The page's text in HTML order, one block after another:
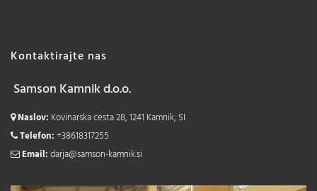
Kontaktirajte nas
Samson Kamnik d.o.o.
Naslov: Kovinarska cesta 28, 1241 Kamnik, SI
Telefon:+38618317255
Email:darja@samson-kamnik.si